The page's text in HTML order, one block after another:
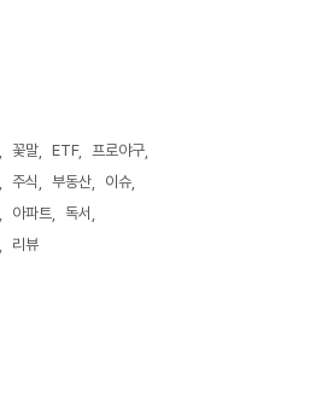
꽃말 ETF
프로야구
주식 부동산
이슈
아파트
독서
리뷰